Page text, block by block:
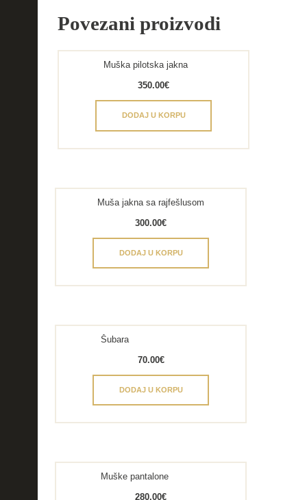
Povezani proizvodi
Muška pilotska jakna
350.00€
DODAJ U KORPU
Muša jakna sa rajfešlusom
300.00€
DODAJ U KORPU
Šubara
70.00€
DODAJ U KORPU
Muške pantalone
280.00€